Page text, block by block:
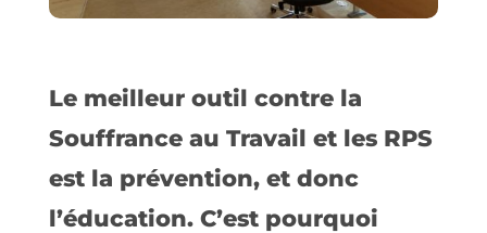
Le meilleur outil contre la
Souffrance au Travail et les RPS
est la prévention, et donc
l’éducation. C’est pourquoi